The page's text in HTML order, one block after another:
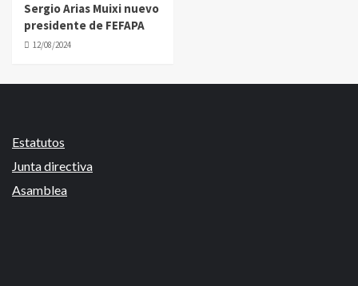
Sergio Arias Muixi nuevo
presidente de FEFAPA
12/08/2024
Estatutos
Junta directiva
Asamblea